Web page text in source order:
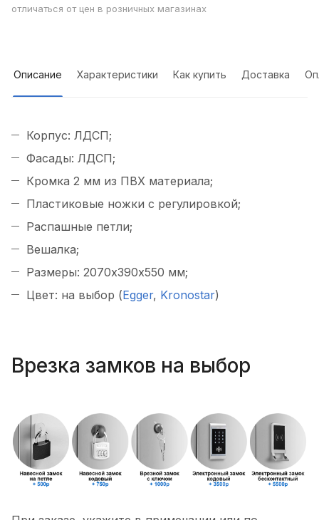
отличаться от цен в розничных магазинах
Описание Характеристики Как купить Доставка
Корпус: ЛДСП;
Фасады: ЛДСП;
Кромка 2 мм из ПВХ материала;
Пластиковые ножки с регулировкой;
Распашные петли;
Вешалка;
Размеры: 2070х390х550 мм;
Цвет: на выбор (Egger, Kronostar)
Врезка замков на выбор